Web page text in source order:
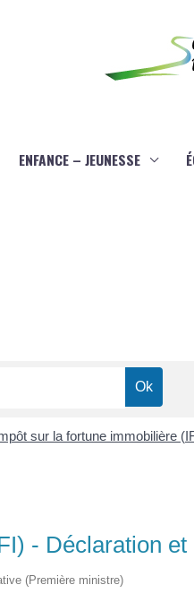
ENFANCE – JEUNESSE
sur la fortune immobilière
- Déclaration et
(Première ministre)